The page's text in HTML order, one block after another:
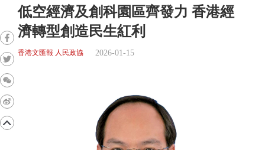
低空經濟及創科園區齊發力 香港經
濟轉型創造民生紅利
香港文匯報 人民政協 2026-01-15